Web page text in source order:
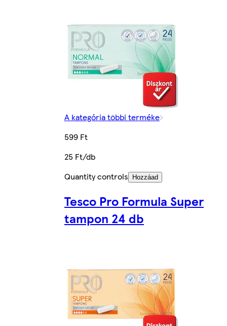
A kategória többi terméke
599 Ft
25 Ft/db
Quantity controls
Hozzáad
Tesco Pro Formula Super
tampon 24 db